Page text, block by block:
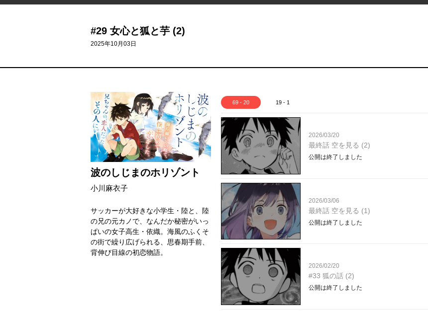
#29 女心と狐と芋 (2)
2025年10月03日
波のしじまのホリゾント
小川麻衣子
サッカーが大好きな小学生・陸と、陸
の兄の元カノで、なんだか秘密がいっ
ぱいの女子高生・依織。海風のふくそ
の街で繰り広げられる、思春期手前、
背伸び目線の初恋物語。
69 - 20 19 - 1
2026/03/20
最終話 空を見る (2)
公開は終了しました
2026/03/06
最終話 空を見る (1)
公開は終了しました
2026/02/20
#33 狐の話 (2)
公開は終了しました